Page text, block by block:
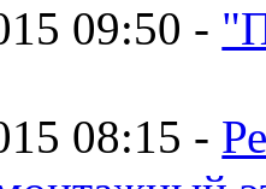
09:50 -
08:15 -